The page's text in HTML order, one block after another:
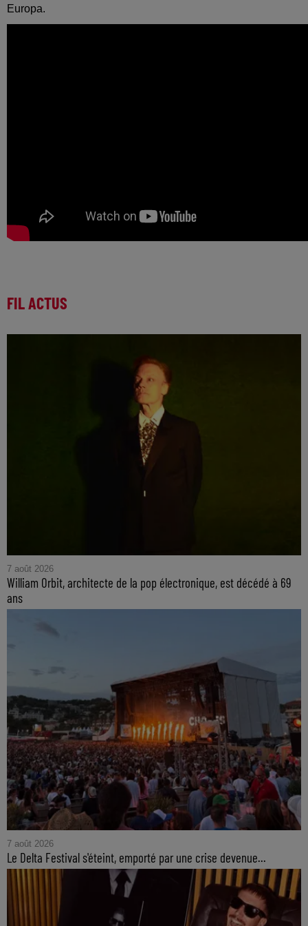
Europa.
FIL ACTUS
7 août 2026
William Orbit, architecte de la pop électronique, est décédé à 69
ans
7 août 2026
Le Delta Festival s'éteint, emporté par une crise devenue...